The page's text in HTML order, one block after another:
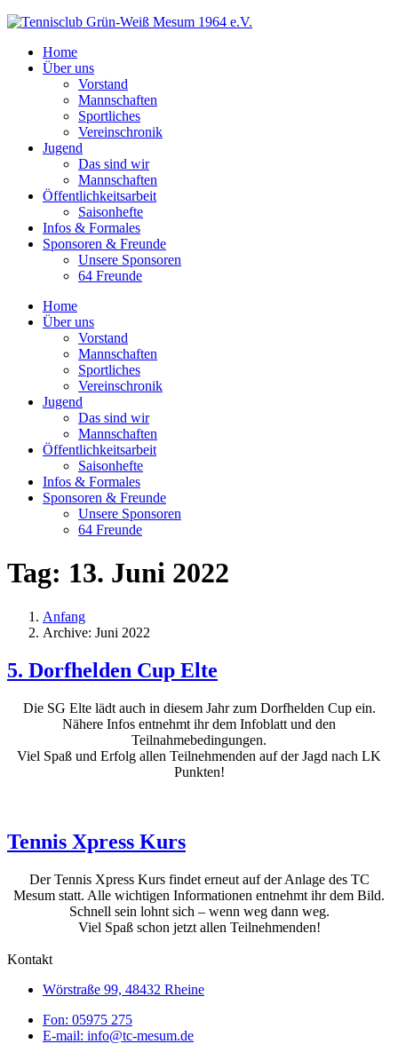
Home
Über uns
Vorstand
Mannschaften
Sportliches
Vereinschronik
Jugend
Das sind wir
Mannschaften
Öffentlichkeitsarbeit
Saisonhefte
Infos & Formales
Sponsoren & Freunde
Unsere Sponsoren
64 Freunde
Home
Über uns
Vorstand
Mannschaften
Sportliches
Vereinschronik
Jugend
Das sind wir
Mannschaften
Öffentlichkeitsarbeit
Saisonhefte
Infos & Formales
Sponsoren & Freunde
Unsere Sponsoren
64 Freunde
Tag: 13. Juni 2022
Anfang
Archive: Juni 2022
5. Dorfhelden Cup Elte
Die SG Elte lädt auch in diesem Jahr zum Dorfhelden Cup ein.
Nähere Infos entnehmt ihr dem Infoblatt und den
Teilnahmebedingungen.
Viel Spaß und Erfolg allen Teilnehmenden auf der Jagd nach LK
Punkten!
Tennis Xpress Kurs
Der Tennis Xpress Kurs findet erneut auf der Anlage des TC
Mesum statt. Alle wichtigen Informationen entnehmt ihr dem Bild.
Schnell sein lohnt sich – wenn weg dann weg.
Viel Spaß schon jetzt allen Teilnehmenden!
Kontakt
Wörstraße 99, 48432 Rheine
Fon: 05975 275
E-mail: info@tc-mesum.de